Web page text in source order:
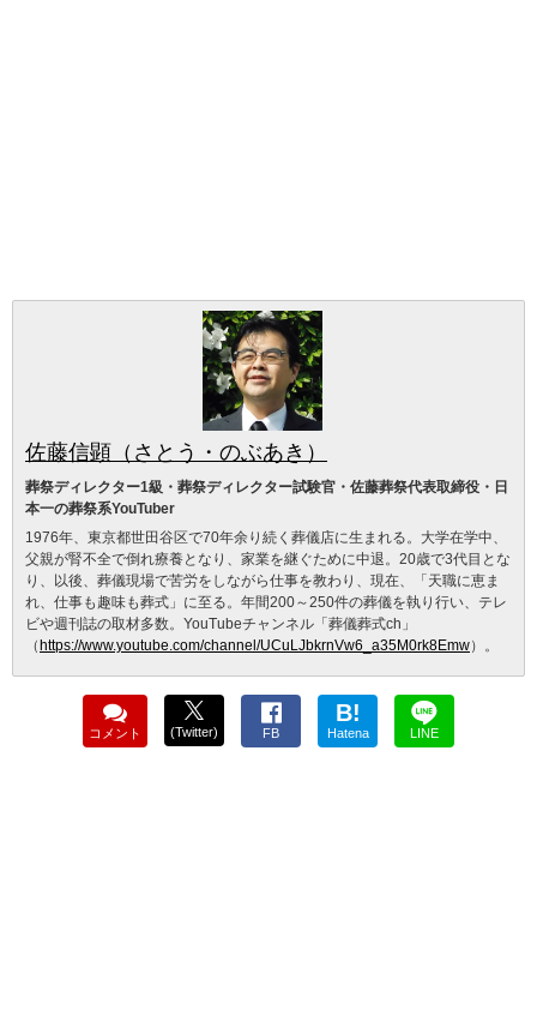
佐藤信顕（さとう・のぶあき）
葬祭ディレクター1級・葬祭ディレクター試験官・佐藤葬祭代表取締役・日
本一の葬祭系YouTuber
1976年、東京都世田谷区で70年余り続く葬儀店に生まれる。大学在学中、
父親が腎不全で倒れ療養となり、家業を継ぐために中退。20歳で3代目とな
り、以後、葬儀現場で苦労をしながら仕事を教わり、現在、「天職に恵ま
れ、仕事も趣味も葬式」に至る。年間200～250件の葬儀を執り行い、テレ
ビや週刊誌の取材多数。YouTubeチャンネル「葬儀葬式ch」
（https://www.youtube.com/channel/UCuLJbkrnVw6_a35M0rk8Emw）。
コメント (Twitter) FB
B!
Hatena LINE